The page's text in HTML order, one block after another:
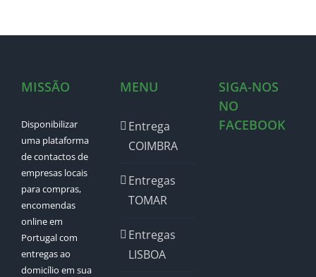
MISSÃO
Disponibilizar
uma plataforma
de contactos de
empresas locais
para compras,
encomendas
online em
Portugal com
entregas ao
domicílio em sua
MENU
Entrega
COIMBRA
Entregas
TOMAR
Entregas
LISBOA
SIGA-NOS
NO
FACEBOOK